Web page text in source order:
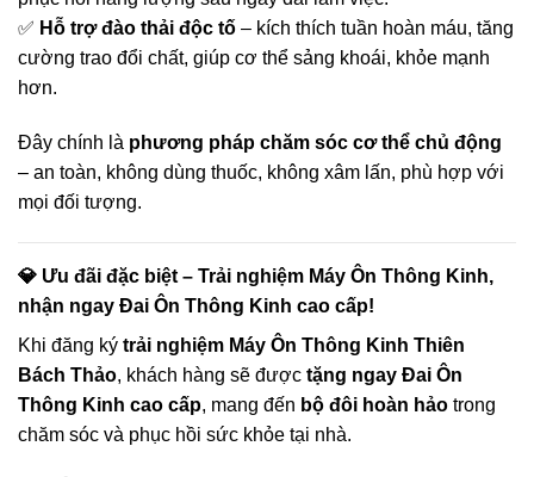
✅ Hỗ trợ đào thải độc tố – kích thích tuần hoàn máu, tăng
cường trao đổi chất, giúp cơ thể sảng khoái, khỏe mạnh
hơn.
Đây chính là phương pháp chăm sóc cơ thể chủ động
– an toàn, không dùng thuốc, không xâm lấn, phù hợp với
mọi đối tượng.
💎 Ưu đãi đặc biệt – Trải nghiệm Máy Ôn Thông Kinh,
nhận ngay Đai Ôn Thông Kinh cao cấp!
Khi đăng ký trải nghiệm Máy Ôn Thông Kinh Thiên
Bách Thảo, khách hàng sẽ được tặng ngay Đai Ôn
Thông Kinh cao cấp, mang đến bộ đôi hoàn hảo trong
chăm sóc và phục hồi sức khỏe tại nhà.